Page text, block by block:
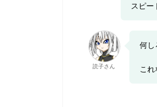
スピー
読子さん
何し
こ